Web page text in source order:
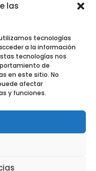
las
tecnologías
a la información
tecnologías nos
de
en este sitio. No
afectar
y funciones.